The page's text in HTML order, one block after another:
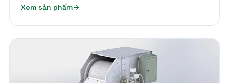
Xem sản phẩm